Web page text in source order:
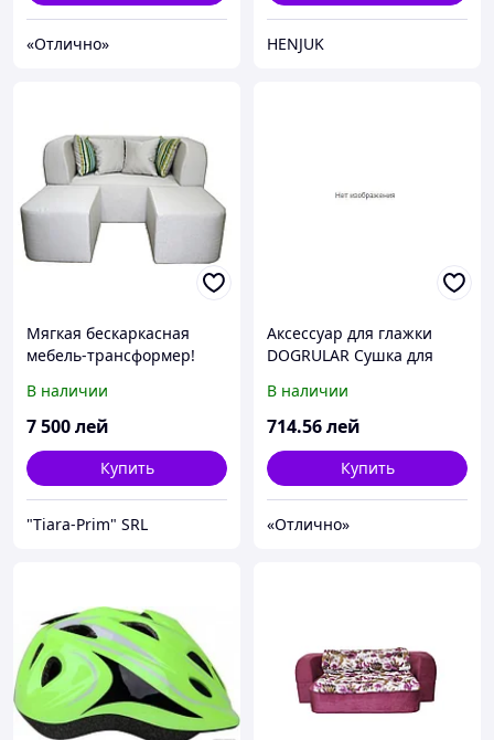
«Отлично» HENJUK
Мягкая бескаркасная
мебель-трансформер!
В наличии
7 500лей
Купить
"Tiara-Prim" SRL
Аксессуар для глажки
DOGRULAR Сушка для
В наличии
714.56лей
Купить
«Отлично»